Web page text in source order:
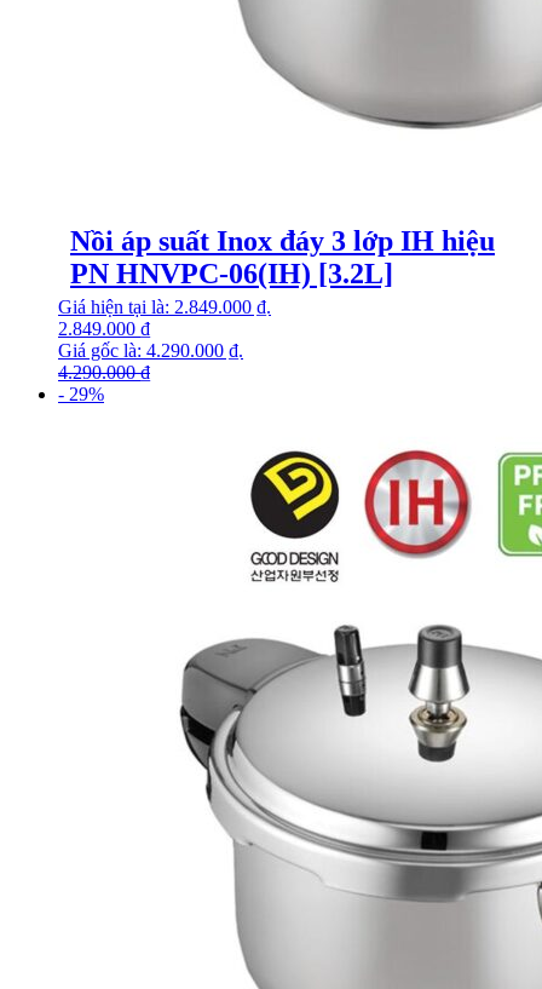
Nồi áp suất Inox đáy 3 lớp IH hiệu
PN HNVPC-06(IH) [3.2L]
4.290.000₫
Giá gốc là: 4.290.000 ₫.
2.849.000 ₫
Giá hiện tại là: 2.849.000 ₫.
- 29%